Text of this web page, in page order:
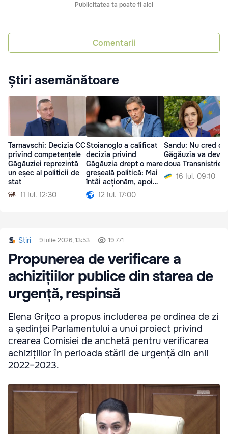
Publicitatea ta poate fi aici
Comentarii
Știri asemănătoare
Tarnavschi: Decizia CC
privind competențele
Găgăuziei reprezintă
un eșec al politicii de
stat
11 Iul. 12:30
Stoianoglo a calificat
decizia privind
Găgăuzia drept o mare
greșeală politică: Mai
întâi acționăm, apoi
gândim12 Iul. 17:00
Sandu: Nu cred că
Găgăuzia va
doua Transnistrie”
16 Iul. 09:10
Stiri 9 iulie 2026, 13:53 19 771
Propunerea de verificare a
achizițiilor publice din starea de
urgență, respinsă
Elena Grițco a propus includerea pe ordinea de zi
a ședinței Parlamentului a unui proiect privind
crearea Comisiei de anchetă pentru verificarea
achizițiilor în perioada stării de urgență din anii
2022–2023.